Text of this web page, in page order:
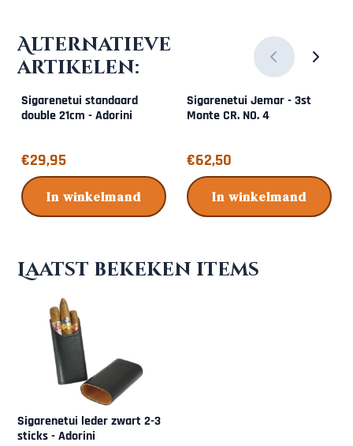
Alternatieve
artikelen:
Sigarenetui standaard
double 21cm - Adorini
Prijs: 29,95
€29,95
In winkelmand
Sigarenetui Jemar - 3st
Monte CR. NO. 4
Prijs: 62,50
€62,50
In winkelmand
Laatst bekeken items
Sigarenetui leder zwart 2-3
sticks - Adorini